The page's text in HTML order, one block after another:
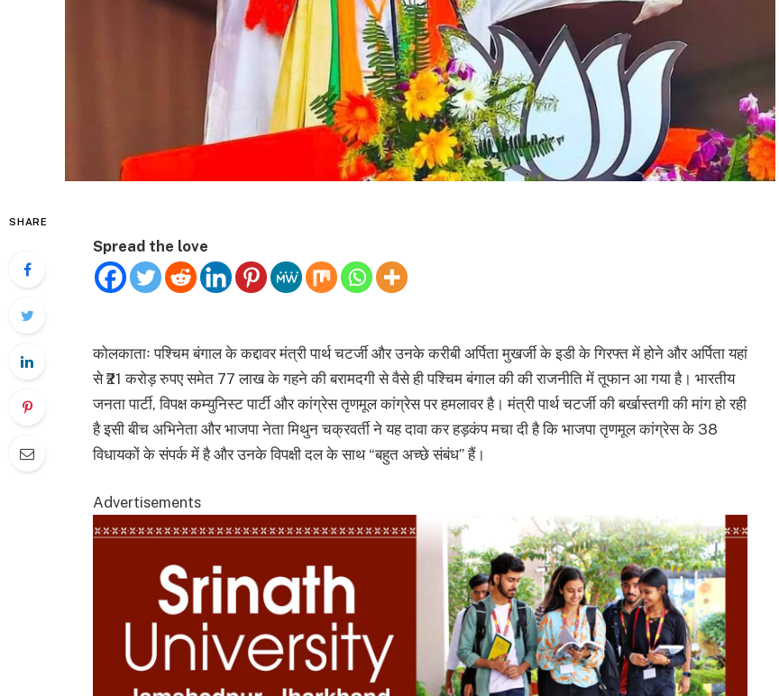
SHARE
Spread the love
कोलकाताः पश्चिम बंगाल के कद्दावर मंत्री पार्थ चटर्जी और उनके करीबी अर्पिता मुखर्जी के इडी के गिरफ्त में होने और अर्पिता यहां
से ₹21 करोड़ रुपए समेत 77 लाख के गहने की बरामदगी से वैसे ही पश्चिम बंगाल की की राजनीति में तूफान आ गया है। भारतीय
जनता पार्टी, विपक्ष कम्युनिस्ट पार्टी और कांग्रेस तृणमूल कांग्रेस पर हमलावर है। मंत्री पार्थ चटर्जी की बर्खास्तगी की मांग हो रही
है इसी बीच अभिनेता और भाजपा नेता मिथुन चक्रवर्ती ने यह दावा कर हड़कंप मचा दी है कि भाजपा तृणमूल कांग्रेस के 38
विधायकों के संपर्क में है और उनके विपक्षी दल के साथ “बहुत अच्छे संबंध” हैं।
Advertisements